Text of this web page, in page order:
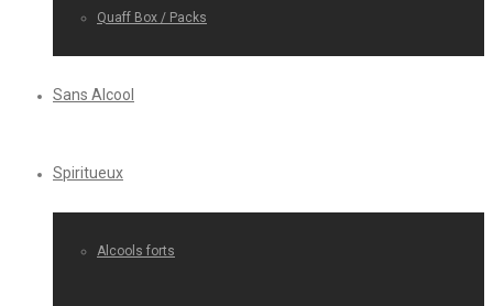
Quaff Box / Packs
Sans Alcool
Spiritueux
Alcools forts